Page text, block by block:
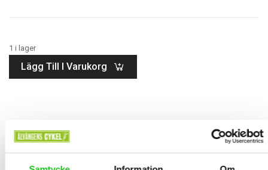
1 i lager
Lägg Till I Varukorg
TEKNISK SPECIFIKATION